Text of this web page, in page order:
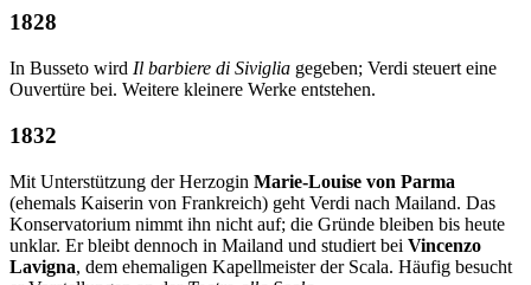
1828
In Busseto wird Il barbiere di Siviglia gegeben; Verdi steuert eine
Ouvertüre bei. Weitere kleinere Werke entstehen.
1832
Mit Unterstützung der Herzogin Marie-Louise von Parma
(ehemals Kaiserin von Frankreich) geht Verdi nach Mailand. Das
Konservatorium nimmt ihn nicht auf; die Gründe bleiben bis heute
unklar. Er bleibt dennoch in Mailand und studiert bei Vincenzo
Lavigna, dem ehemaligen Kapellmeister der Scala. Häufig besucht